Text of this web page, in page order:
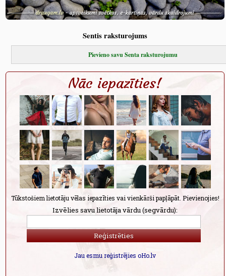
Sentis raksturojums
Pievieno savu Senta raksturojumu
Nāc iepazīties!
Tūkstošiem lietotāju vēlas iepazīties vai vienkārši papļāpāt. Pievienojies!
Izvēlies savu lietotāja vārdu (segvārdu):
Jau esmu reģistrējies oHo.lv